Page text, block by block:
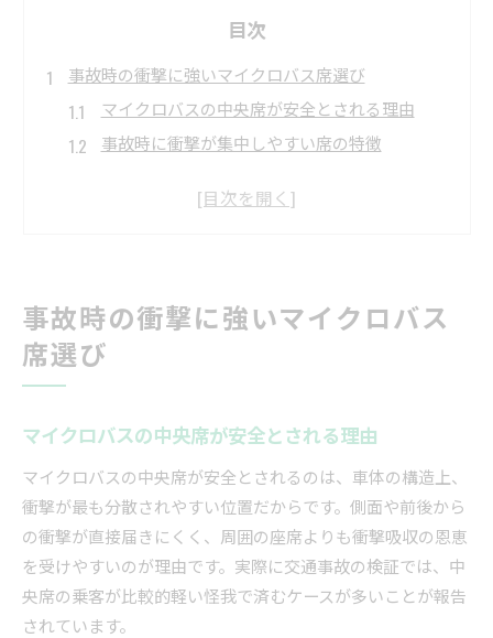
目次
事故時の衝撃に強いマイクロバス席選び
マイクロバスの中央席が安全とされる理由
事故時に衝撃が集中しやすい席の特徴
マイクロバス座席選びで重視すべき視点
マイクロバス運転時に注意すべき死角の把握
急発進や急ブレーキを避ける運転操作のコツ
法定速度と車間距離を守る意義
マイクロバス旅行で避けたい危険な座席とは
前方や最後部が危険とされる理由を解説
事故時にリスクが高まるマイクロバス席の特徴
マイクロバスの通路側と窓側席の比較ポイント
衝撃から身を守るための座席選びの考え方
事故時の衝撃に強いマイクロバス
席選び
マイクロバスの中央席が安全とされる理由
マイクロバスの中央席が安全とされるのは、車体の構造上、
衝撃が最も分散されやすい位置だからです。側面や前後から
の衝撃が直接届きにくく、周囲の座席よりも衝撃吸収の恩恵
を受けやすいのが理由です。実際に交通事故の検証では、中
央席の乗客が比較的軽い怪我で済むケースが多いことが報告
されています。